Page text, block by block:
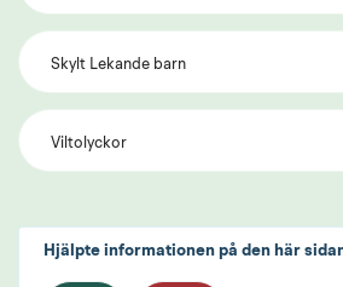
Skylt Lekande barn
Viltolyckor
Hjälpte informationen på den här